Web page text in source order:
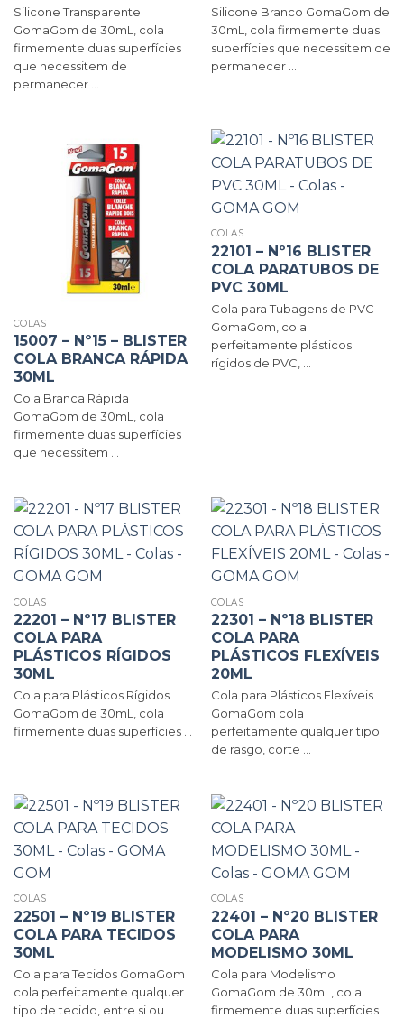
Silicone Transparente
GomaGom de 30mL, cola
firmemente duas superfícies
que necessitem de
permanecer ...
Silicone Branco GomaGom de
30mL, cola firmemente duas
superfícies que necessitem de
permanecer ...
COLAS
15007 – Nº15 – BLISTER
COLA BRANCA RÁPIDA
30ML
Cola Branca Rápida
GomaGom de 30mL, cola
firmemente duas superfícies
que necessitem ...
COLAS
22101 – Nº16 BLISTER
COLA PARATUBOS DE
PVC 30ML
Cola para Tubagens de PVC
GomaGom, cola
perfeitamente plásticos
rígidos de PVC, ...
COLAS
22201 – Nº17 BLISTER
COLA PARA
PLÁSTICOS RÍGIDOS
30ML
Cola para Plásticos Rígidos
GomaGom de 30mL, cola
firmemente duas superfícies ...
COLAS
22301 – Nº18 BLISTER
COLA PARA
PLÁSTICOS FLEXÍVEIS
20ML
Cola para Plásticos Flexíveis
GomaGom cola
perfeitamente qualquer tipo
de rasgo, corte ...
COLAS
22501 – Nº19 BLISTER
COLA PARA TECIDOS
30ML
Cola para Tecidos GomaGom
cola perfeitamente qualquer
tipo de tecido, entre si ou
COLAS
22401 – Nº20 BLISTER
COLA PARA
MODELISMO 30ML
Cola para Modelismo
GomaGom de 30mL, cola
firmemente duas superfícies